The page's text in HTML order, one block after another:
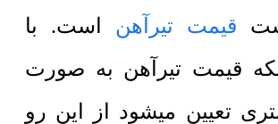
قیمت تیرآهن است. با
قیمت تیرآهن به صورت
12 متری تعیین میشود از این رو